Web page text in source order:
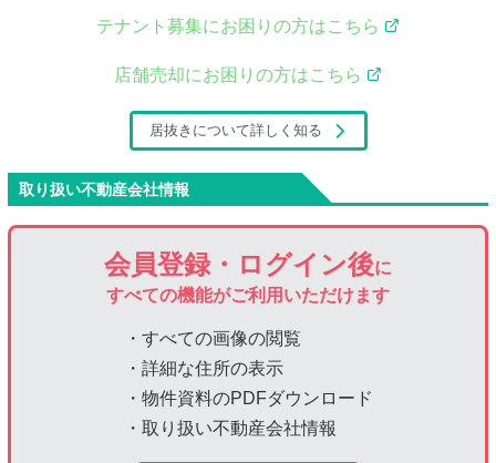
テナント募集にお困りの方はこちら
店舗売却にお困りの方はこちら
居抜きについて詳しく知る
取り扱い不動産会社情報
会員登録・ログイン後に
すべての機能がご利用いただけます
・すべての画像の閲覧
・詳細な住所の表示
・物件資料のPDFダウンロード
・取り扱い不動産会社情報